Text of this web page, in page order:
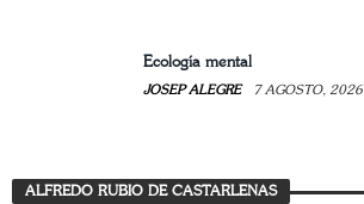
Ecología mental
JOSEP ALEGRE 7 AGOSTO, 2026
ALFREDO RUBIO DE CASTARLENAS